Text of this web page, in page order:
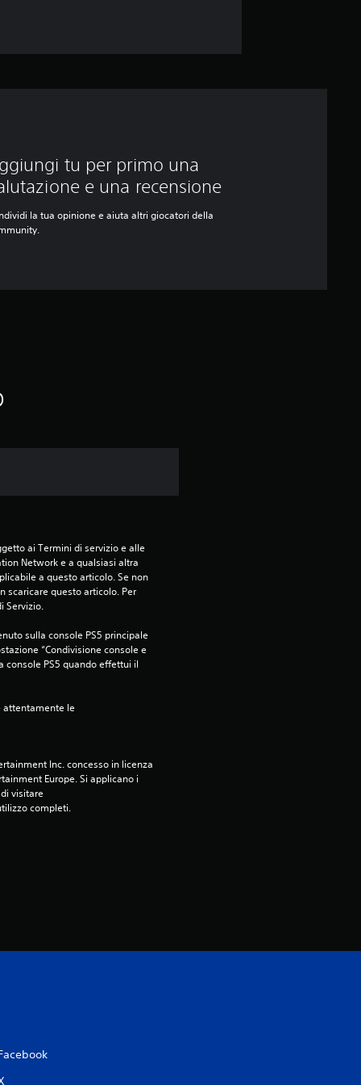
tu per primo una
e una recensione
la tua opinione e aiuta altri giocatori della
ai Termini di servizio e alle
Network e a qualsiasi altra
a questo articolo. Se non
scaricare questo articolo. Per
Servizio.
sulla console PS5 principale
“Condivisione console e
console PS5 quando effettui il
attentamente le
Inc. concesso in licenza
Europe. Si applicano i
visitare
completi.